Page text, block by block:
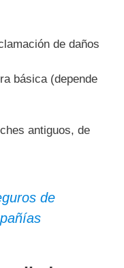
de daños
básica (depende
antiguos, de
de